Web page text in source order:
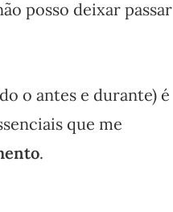
posso deixar passar
o antes e durante) é
que me
.